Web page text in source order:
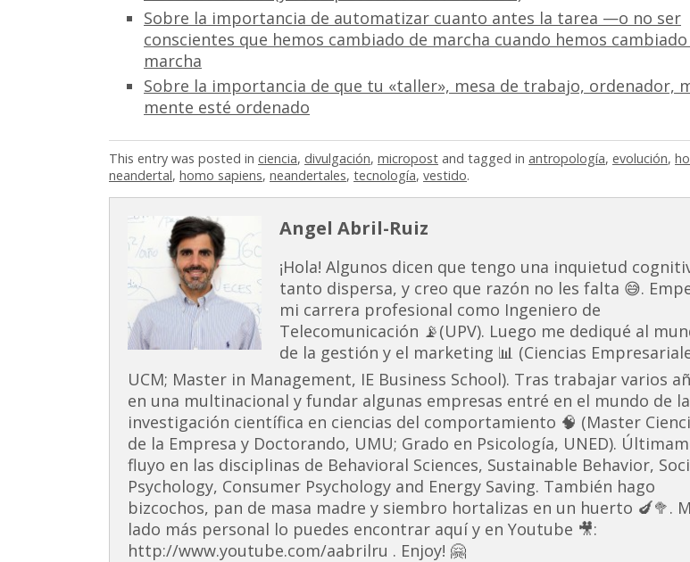
Sobre la importancia de automatizar cuanto antes la tarea —o no ser
conscientes que hemos cambiado de marcha cuando hemos cambiado
marcha
Sobre la importancia de que tu «taller», mesa de trabajo, ordenador,
mente esté ordenado
This entry was posted in ciencia, divulgación, micropost and tagged in antropología, evolución,
neandertal, homo sapiens, neandertales, tecnología, vestido.
Angel Abril-Ruiz
¡Hola! Algunos dicen que tengo una inquietud
tanto dispersa, y creo que razón no les falta 😅.
mi carrera profesional como Ingeniero de
Telecomunicación 📡(UPV). Luego me dediqué al
de la gestión y el marketing 📊 (Ciencias
UCM; Master in Management, IE Business School). Tras trabajar varios
en una multinacional y fundar algunas empresas entré en el mundo de la
investigación científica en ciencias del comportamiento 🧠 (Master
de la Empresa y Doctorando, UMU; Grado en Psicología, UNED).
fluyo en las disciplinas de Behavioral Sciences, Sustainable Behavior,
Psychology, Consumer Psychology and Energy Saving. También hago
bizcochos, pan de masa madre y siembro hortalizas en un huerto 🍆🥦.
lado más personal lo puedes encontrar aquí y en Youtube 🎥:
http://www.youtube.com/aabrilru . Enjoy! 🤗